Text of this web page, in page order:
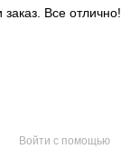
Все отлично!
Войти с помощью